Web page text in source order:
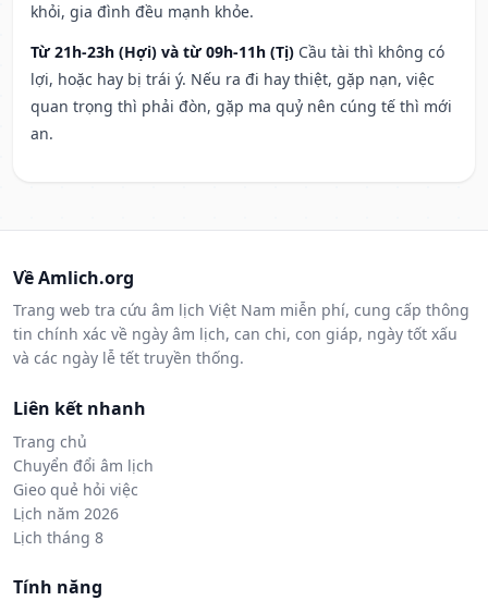
khỏi, gia đình đều mạnh khỏe.
Từ 21h-23h (Hợi) và từ 09h-11h (Tị) Cầu tài thì không có
lợi, hoặc hay bị trái ý. Nếu ra đi hay thiệt, gặp nạn, việc
quan trọng thì phải đòn, gặp ma quỷ nên cúng tế thì mới
an.
Về Amlich.org
Trang web tra cứu âm lịch Việt Nam miễn phí, cung cấp thông
tin chính xác về ngày âm lịch, can chi, con giáp, ngày tốt xấu
và các ngày lễ tết truyền thống.
Liên kết nhanh
Trang chủ
Chuyển đổi âm lịch
Gieo quẻ hỏi việc
Lịch năm 2026
Lịch tháng 8
Tính năng